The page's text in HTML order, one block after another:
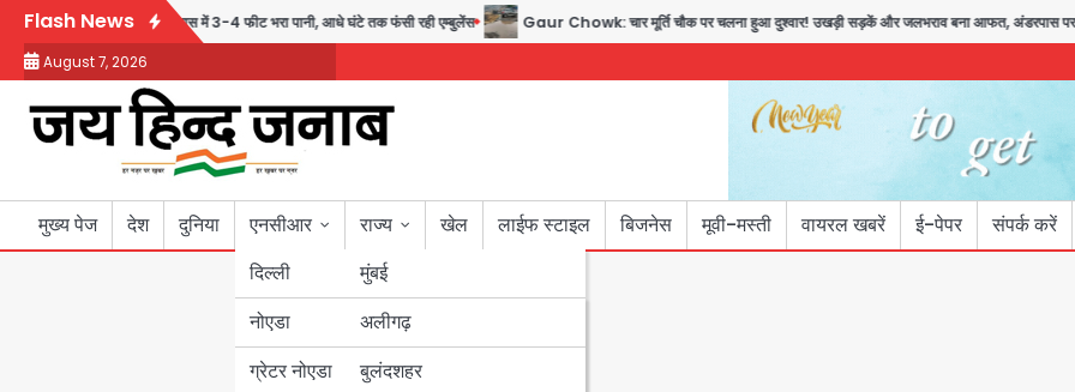
Skip
content
Flash News
पोल, सेक्टर-95 अंडरपास में 3-4 फीट भरा पानी, आधे घंटे तक फंसी रही एम्बुलेंस Gaur Chowk: चार मूर्ति चौक पर चलना हुआ दुश्वार! उखड़ी सड़कें और जलभराव बना आफत, अंडरपास पर भी
August 7, 2026
मुख्य पेज देश दुनिया
एनसीआर
दिल्ली
नोएडा
ग्रेटर नोएडा
राज्य
मुंबई
उत्तर प्रदेश
अलीगढ़
बुलंदशहर
बिहार
खेल लाईफ स्टाइल बिजनेस मूवी-मस्ती वायरल खबरें ई-पेपर संपर्क करें